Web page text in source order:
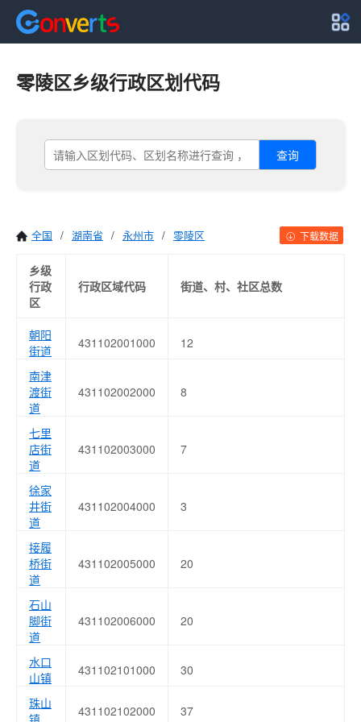
零陵区乡级行政区划代码
查询
全国 / 湖南省 / 永州市 / 零陵区 下载数据
乡级
行政
区
行政区域代码 街道、村、社区总数
朝阳
街道
431102001000 12
南津
渡街
道
431102002000 8
七里
店街
道
431102003000 7
徐家
井街
道
431102004000 3
接履
桥街
道
431102005000 20
石山
脚街
道
431102006000 20
水口
山镇
431102101000 30
珠山
镇
431102102000 37